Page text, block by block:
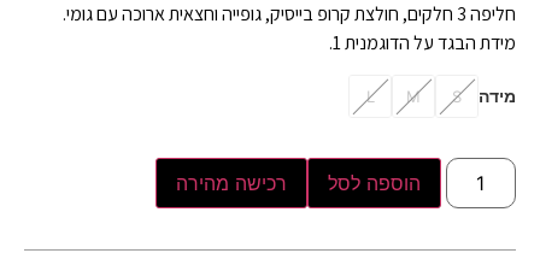
חליפה 3 חלקים, חולצת קרופ בייסיק, גופייה וחצאית ארוכה עם גומי.
מידת הבגד על הדוגמנית 1.
מידה S
M
L
הוספה לסל רכישה מהירה